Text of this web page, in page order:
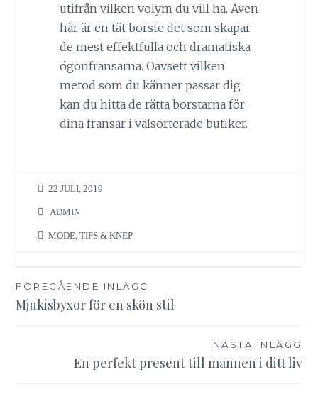
utifrån vilken volym du vill ha. Även
här är en tät borste det som skapar
de mest effektfulla och dramatiska
ögonfransarna. Oavsett vilken
metod som du känner passar dig
kan du hitta de rätta borstarna för
dina fransar i välsorterade butiker.
22 JULI, 2019
ADMIN
MODE ,TIPS & KNEP
Inläggsnavigering
FÖREGÅENDE INLÄGG
Mjukisbyxor för en skön stil
NÄSTA INLÄGG
En perfekt present till mannen i ditt liv